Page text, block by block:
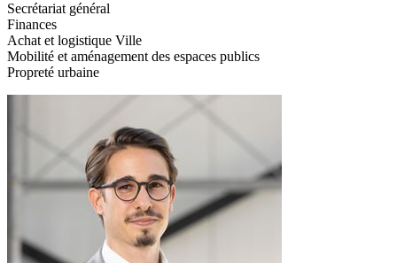
Secrétariat général
Finances
Achat et logistique Ville
Mobilité et aménagement des espaces publics
Propreté urbaine